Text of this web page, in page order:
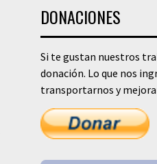
DONACIONES
Si te gustan nuestros
donación. Lo que nos
transportarnos y